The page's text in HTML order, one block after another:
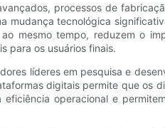
processos de
mudança tecnológica
mesmo tempo, reduzem o
​​para os usuários finais.
líderes em pesquisa e
digitais permite que os
operacional e